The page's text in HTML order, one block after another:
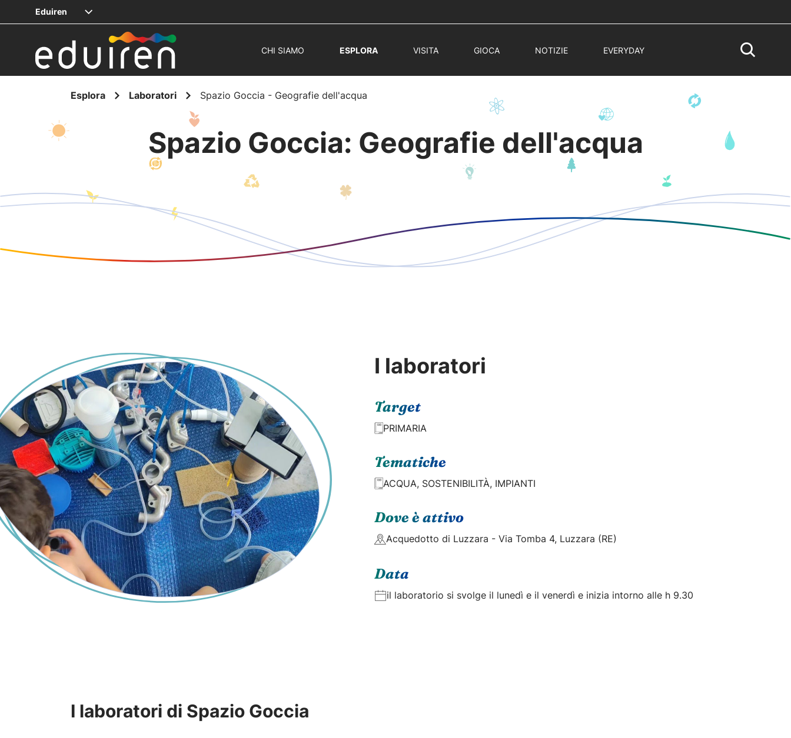
Eduiren
CHI SIAMO ESPLORA VISITA GIOCA NOTIZIE EVERYDAY
Esplora Laboratori Spazio Goccia - Geografie dell'acqua
Spazio Goccia: Geografie dell'acqua
I laboratori
Target
PRIMARIA
Tematiche
ACQUA, SOSTENIBILITÀ, IMPIANTI
Dove è attivo
Acquedotto di Luzzara - Via Tomba 4, Luzzara (RE)
Data
il laboratorio si svolge il lunedì e il venerdì e inizia intorno alle h 9.30
I laboratori di Spazio Goccia